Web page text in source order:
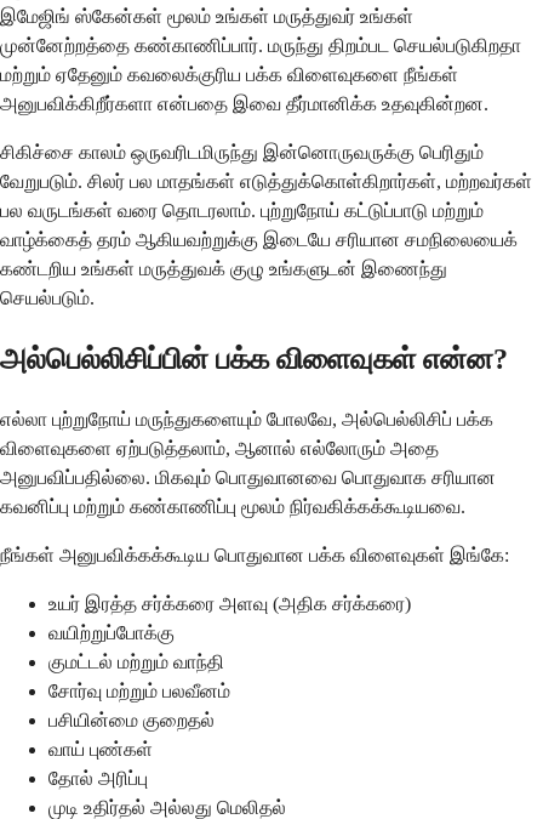
இமேஜிங் ஸ்கேன்கள் மூலம் உங்கள் மருத்துவர் உங்கள்
முன்னேற்றத்தை கண்காணிப்பார். மருந்து திறம்பட செயல்படுகிறதா
மற்றும் ஏதேனும் கவலைக்குரிய பக்க விளைவுகளை நீங்கள்
அனுபவிக்கிறீர்களா என்பதை இவை தீர்மானிக்க உதவுகின்றன.
சிகிச்சை காலம் ஒருவரிடமிருந்து இன்னொருவருக்கு பெரிதும்
வேறுபடும். சிலர் பல மாதங்கள் எடுத்துக்கொள்கிறார்கள், மற்றவர்கள்
பல வருடங்கள் வரை தொடரலாம். புற்றுநோய் கட்டுப்பாடு மற்றும்
வாழ்க்கைத் தரம் ஆகியவற்றுக்கு இடையே சரியான சமநிலையைக்
கண்டறிய உங்கள் மருத்துவக் குழு உங்களுடன் இணைந்து
செயல்படும்.
அல்பெல்லிசிப்பின் பக்க விளைவுகள் என்ன?
எல்லா புற்றுநோய் மருந்துகளையும் போலவே, அல்பெல்லிசிப் பக்க
விளைவுகளை ஏற்படுத்தலாம், ஆனால் எல்லோரும் அதை
அனுபவிப்பதில்லை. மிகவும் பொதுவானவை பொதுவாக சரியான
கவனிப்பு மற்றும் கண்காணிப்பு மூலம் நிர்வகிக்கக்கூடியவை.
நீங்கள் அனுபவிக்கக்கூடிய பொதுவான பக்க விளைவுகள் இங்கே:
உயர் இரத்த சர்க்கரை அளவு (அதிக சர்க்கரை)
வயிற்றுப்போக்கு
குமட்டல் மற்றும் வாந்தி
சோர்வு மற்றும் பலவீனம்
பசியின்மை குறைதல்
வாய் புண்கள்
தோல் அரிப்பு
முடி உதிர்தல் அல்லது மெலிதல்